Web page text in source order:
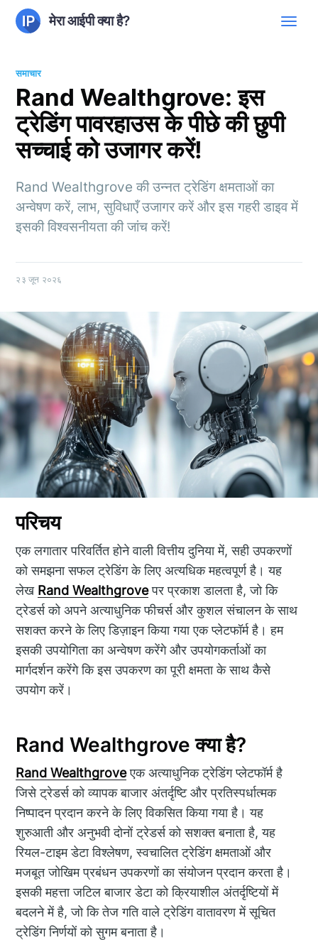
मेरा आईपी क्या है?
समाचार
Rand Wealthgrove: इस
ट्रेडिंग पावरहाउस के पीछे की छुपी
सच्चाई को उजागर करें!
Rand Wealthgrove की उन्नत ट्रेडिंग क्षमताओं का
अन्वेषण करें, लाभ, सुविधाएँ उजागर करें और इस गहरी डाइव में
इसकी विश्वसनीयता की जांच करें!
२३ जून २०२६
परिचय
एक लगातार परिवर्तित होने वाली वित्तीय दुनिया में, सही उपकरणों
को समझना सफल ट्रेडिंग के लिए अत्यधिक महत्वपूर्ण है। यह
लेख Rand Wealthgroveपर प्रकाश डालता है, जो कि
ट्रेडर्स को अपने अत्याधुनिक फीचर्स और कुशल संचालन के साथ
सशक्त करने के लिए डिज़ाइन किया गया एक प्लेटफॉर्म है। हम
इसकी उपयोगिता का अन्वेषण करेंगे और उपयोगकर्ताओं का
मार्गदर्शन करेंगे कि इस उपकरण का पूरी क्षमता के साथ कैसे
उपयोग करें।
Rand Wealthgrove क्या है?
Rand Wealthgroveएक अत्याधुनिक ट्रेडिंग प्लेटफॉर्म है
जिसे ट्रेडर्स को व्यापक बाजार अंतर्दृष्टि और प्रतिस्पर्धात्मक
निष्पादन प्रदान करने के लिए विकसित किया गया है। यह
शुरुआती और अनुभवी दोनों ट्रेडर्स को सशक्त बनाता है, यह
रियल-टाइम डेटा विश्लेषण, स्वचालित ट्रेडिंग क्षमताओं और
मजबूत जोखिम प्रबंधन उपकरणों का संयोजन प्रदान करता है।
इसकी महत्ता जटिल बाजार डेटा को क्रियाशील अंतर्दृष्टियों में
बदलने में है, जो कि तेज गति वाले ट्रेडिंग वातावरण में सूचित
ट्रेडिंग निर्णयों को सुगम बनाता है।